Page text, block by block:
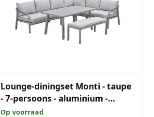
Lounge-diningset Monti - taupe
- 7-persoons - aluminium -
Garden Impressions
Op voorraad